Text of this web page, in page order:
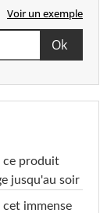
Voir un exemple
ce produit
jusqu'au soir
immense